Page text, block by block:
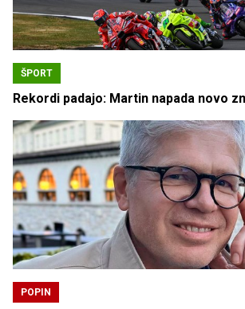
ŠPORT
Rekordi padajo: Martin napada novo
POPIN